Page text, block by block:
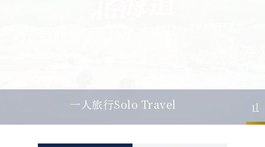
父親節．限時特別企劃
一人旅行Solo Travel山海雙享・北海道